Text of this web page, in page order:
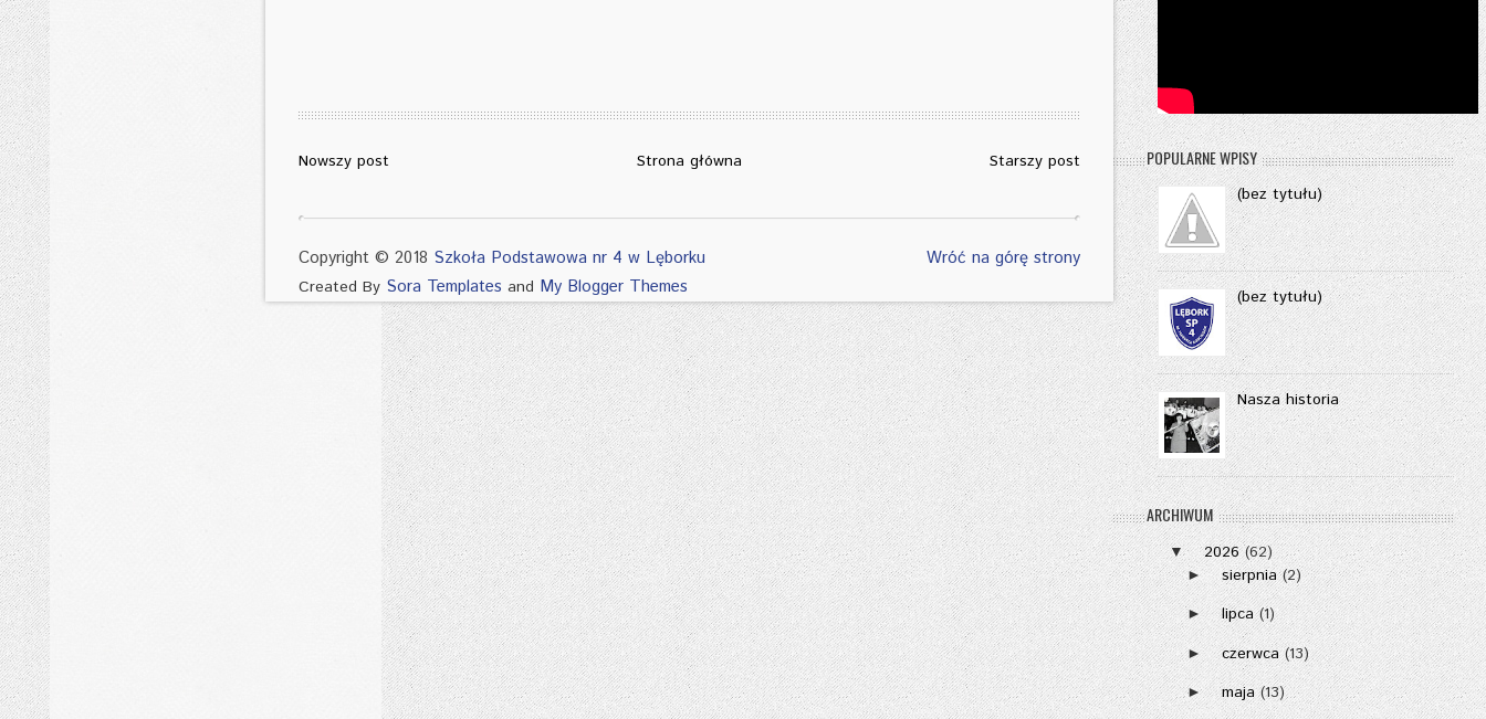
Nowszy post Strona główna Starszy post
Copyright © 2018 Szkoła Podstawowa nr 4 w Lęborku
Created By Sora Templates and My Blogger Themes
Wróć na górę strony
POPULARNE WPISY
(bez tytułu)
(bez tytułu)
Nasza historia
ARCHIWUM
▼ 2026 (62)
► sierpnia (2)
► lipca (1)
► czerwca (13)
► maja (13)